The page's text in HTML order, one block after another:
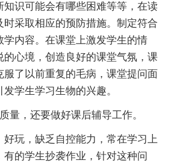
知识可能会有哪些困难等等，在读
时采取相应的预防措施。制定符合
学内容。在课堂上激发学生的情
的心境，创造良好的课堂气氛，课
了以前重复的毛病，课堂提问面
学生学习生物的兴趣。
量，还要做好课后辅导工作。
好玩，缺乏自控能力，常在学习上
的学生抄袭作业，针对这种问